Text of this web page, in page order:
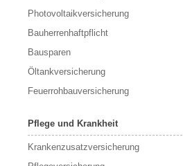
Photovoltaikversicherung
Bauherrenhaftpflicht
Bausparen
Öltankversicherung
Feuerrohbauversicherung
Pflege und Krankheit
Krankenzusatzversicherung